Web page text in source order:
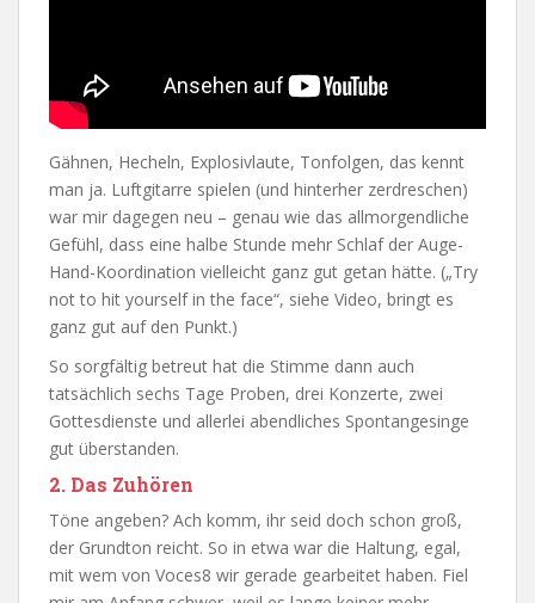
Gähnen, Hecheln, Explosivlaute, Tonfolgen, das kennt
man ja. Luftgitarre spielen (und hinterher zerdreschen)
war mir dagegen neu – genau wie das allmorgendliche
Gefühl, dass eine halbe Stunde mehr Schlaf der Auge-
Hand-Koordination vielleicht ganz gut getan hätte. („Try
not to hit yourself in the face“, siehe Video, bringt es
ganz gut auf den Punkt.)
So sorgfältig betreut hat die Stimme dann auch
tatsächlich sechs Tage Proben, drei Konzerte, zwei
Gottesdienste und allerlei abendliches Spontangesinge
gut überstanden.
2. Das Zuhören
Töne angeben? Ach komm, ihr seid doch schon groß,
der Grundton reicht. So in etwa war die Haltung, egal,
mit wem von Voces8 wir gerade gearbeitet haben. Fiel